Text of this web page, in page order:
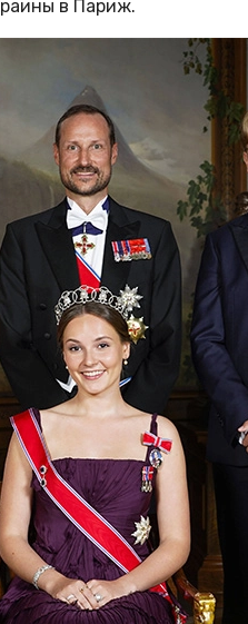
в Париж.